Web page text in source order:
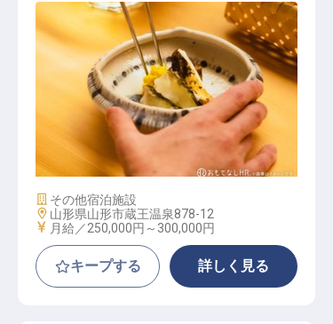
和食 / 正社員
施設業態
その他宿泊施設
勤務地
山形県山形市蔵王温泉878-12
給与
月給／250,000円～ 300,000円
キープする 詳しく見る